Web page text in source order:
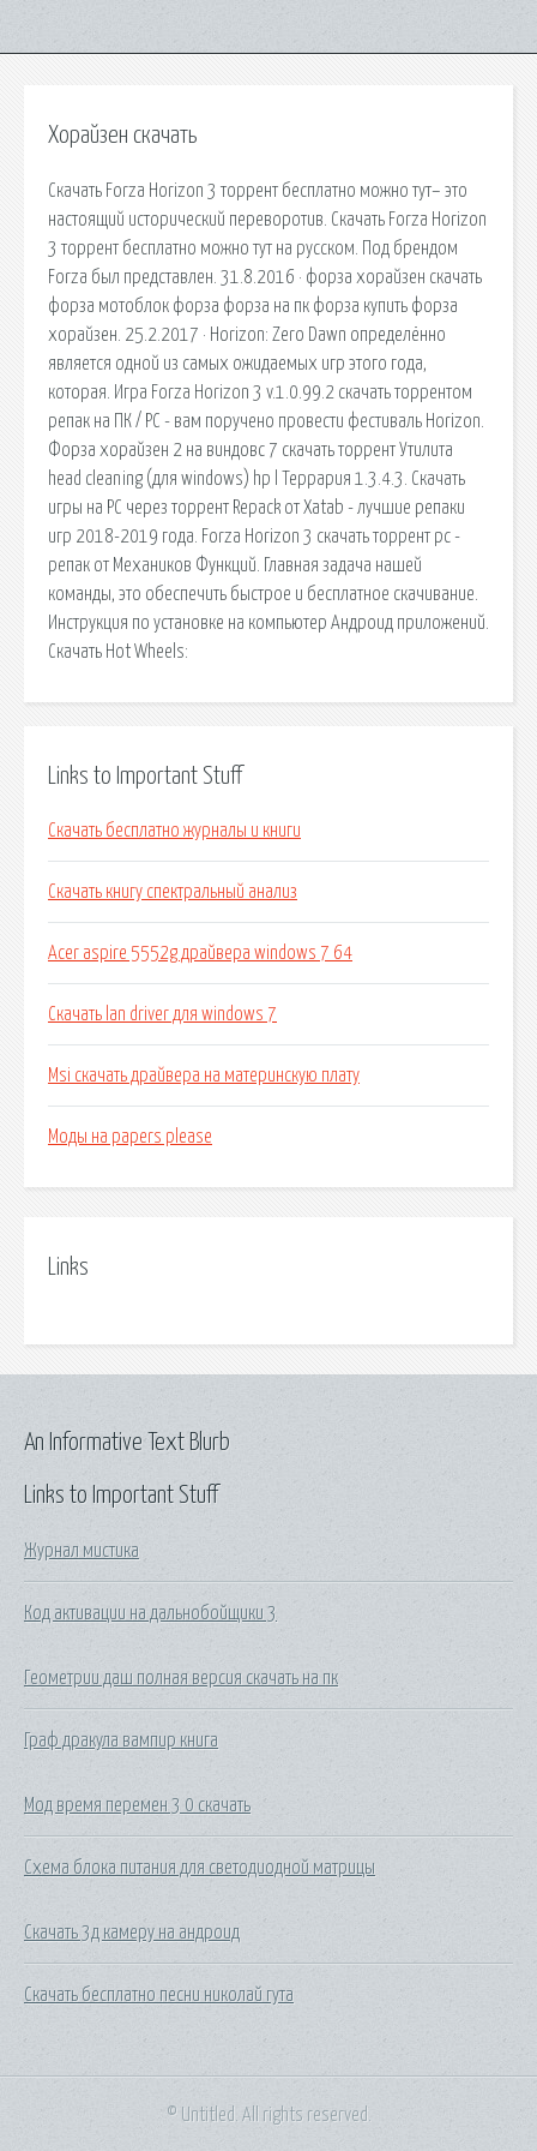
Хорайзен скачать
Скачать Forza Horizon 3 торрент бесплатно можно тут– это
настоящий исторический переворотив. Скачать Forza Horizon
3 торрент бесплатно можно тут на русском. Под брендом
Forza был представлен. 31.8.2016 · форза хорайзен скачать
форза мотоблок форза форза на пк форза купить форза
хорайзен. 25.2.2017 · Horizon: Zero Dawn определённо
является одной из самых ожидаемых игр этого года,
которая. Игра Forza Horizon 3 v.1.0.99.2 скачать торрентом
репак на ПК / PC - вам поручено провести фестиваль Horizon.
Форза хорайзен 2 на виндовс 7 скачать торрент Утилита
head cleaning (для windows) hp l Террария 1.3.4.3. Скачать
игры на PC через торрент Repack от Xatab - лучшие репаки
игр 2018-2019 года. Forza Horizon 3 скачать торрент pc -
репак от Механиков Функций. Главная задача нашей
команды, это обеспечить быстрое и бесплатное скачивание.
Инструкция по установке на компьютер Андроид приложений.
Скачать Hot Wheels:
Links to Important Stuff
Скачать бесплатно журналы и книги
Скачать книгу спектральный анализ
Acer aspire 5552g драйвера windows 7 64
Скачать lan driver для windows 7
Msi скачать драйвера на материнскую плату
Моды на papers please
Links
Links to Important Stuff
Журнал мистика
Код активации на дальнобойщики 3
Геометрии даш полная версия скачать на пк
Граф дракула вампир книга
Мод время перемен 3 0 скачать
Схема блока питания для светодиодной матрицы
Скачать 3д камеру на андроид
Скачать бесплатно песни николай гута
An Informative Text Blurb
© Untitled. All rights reserved.